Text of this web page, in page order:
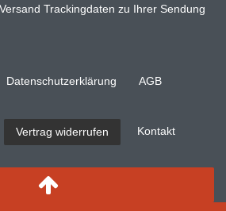
Trackingdaten zu Ihrer Sendung
Daten­schutz­erklärung AGB
Vertrag widerrufen Kontakt